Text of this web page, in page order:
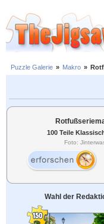
Puzzle Galerie » Makro »
100 Teile
Foto:
Wahl der